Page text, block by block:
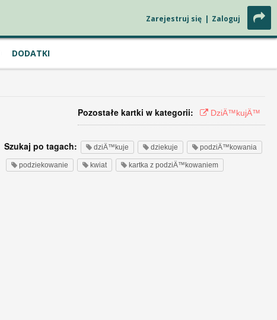
Zarejestruj się | Zaloguj
DODATKI
Pozostałe kartki w kategorii: DziÄ™kujÄ™
Szukaj po tagach: dziÄ™kuje dziekuje podziÄ™kowania
podziekowanie kwiat kartka z podziÄ™kowaniem